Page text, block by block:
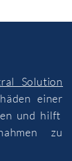
Solution
einer
und hilft
zu